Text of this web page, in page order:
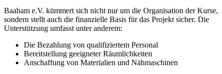
Baaham e.V. kümmert sich nicht nur um die Organisation der Kurse,
sondern stellt auch die finanzielle Basis für das Projekt sicher. Die
Unterstützung umfasst unter anderem:
Die Bezahlung von qualifiziertem Personal
Bereitstellung geeigneter Räumlichkeiten
Anschaffung von Materialien und Nähmaschinen